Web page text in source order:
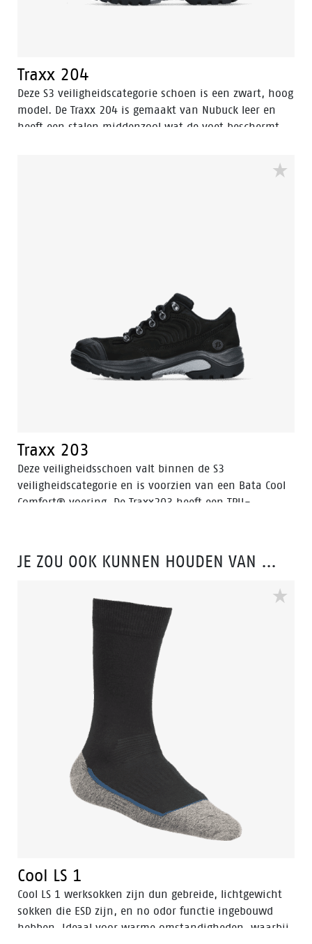
Traxx 204
Deze S3 veiligheidscategorie schoen is een zwart, hoog
model. De Traxx 204 is gemaakt van Nubuck leer en
heeft een stalen middenzool wat de voet beschermt
Traxx 203
Deze veiligheidsschoen valt binnen de S3
veiligheidscategorie en is voorzien van een Bata Cool
Comfort® voering. De Traxx203 heeft een TPU-
JE ZOU OOK KUNNEN HOUDEN VAN …
Cool LS 1
Cool LS 1 werksokken zijn dun gebreide, lichtgewicht
sokken die ESD zijn, en no odor functie ingebouwd
hebben. Ideaal voor warme omstandigheden, waarbij